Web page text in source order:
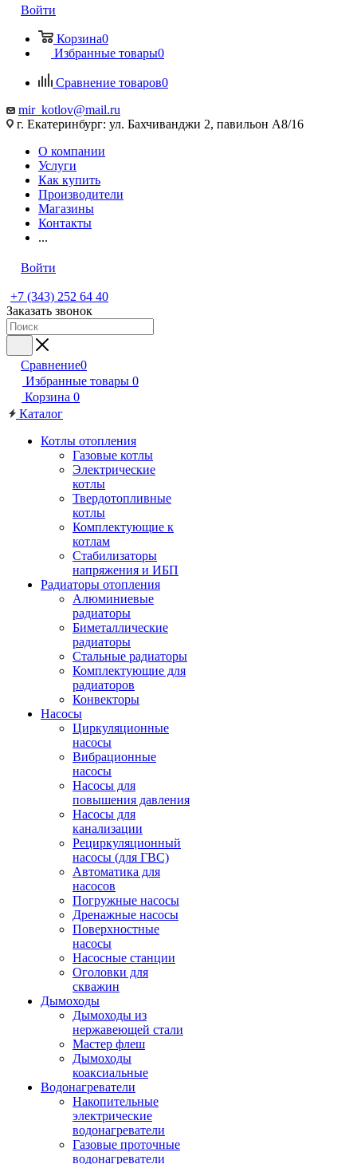
Войти
Корзина0
Избранные товары0
Сравнение товаров0
mir_kotlov@mail.ru
г. Екатеринбург: ул. Бахчиванджи 2, павильон А8/16
О компании
Услуги
Как купить
Производители
Магазины
Контакты
...
Войти
+7 (343) 252 64 40
Заказать звонок
Сравнение0
Избранные товары 0
Корзина 0
Каталог
Котлы отопления
Газовые котлы
Электрические
котлы
Твердотопливные
котлы
Комплектующие к
котлам
Стабилизаторы
напряжения и ИБП
Радиаторы отопления
Алюминиевые
радиаторы
Биметаллические
радиаторы
Стальные радиаторы
Комплектующие для
радиаторов
Конвекторы
Насосы
Циркуляционные
насосы
Вибрационные
насосы
Насосы для
повышения давления
Насосы для
канализации
Рециркуляционный
насосы (для ГВС)
Автоматика для
насосов
Погружные насосы
Дренажные насосы
Поверхностные
насосы
Насосные станции
Оголовки для
скважин
Дымоходы
Дымоходы из
нержавеющей стали
Мастер флеш
Дымоходы
коаксиальные
Водонагреватели
Накопительные
электрические
водонагреватели
Газовые проточные
водонагреватели